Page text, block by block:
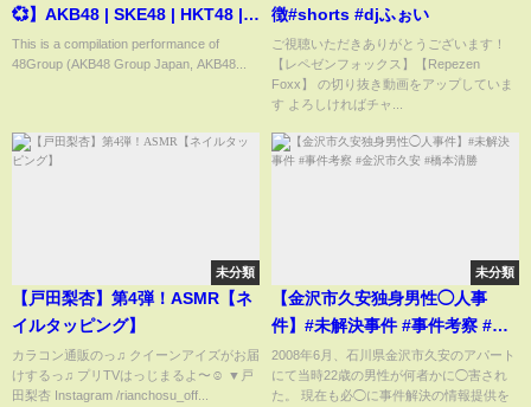
💞】AKB48 | SKE48 | HKT48 |
JKT48 | SNH48
This is a compilation performance of
48Group (AKB48 Group Japan, AKB48...
徴#shorts #djふぉい
ご視聴いただきありがとうございます！
【レペゼンフォックス】【Repezen
Foxx】 の切り抜き動画をアップしていま
す よろしければチャ...
未分類
【戸田梨杏】第4弾！ASMR【ネ
イルタッピング】
カラコン通販のっ♫ クイーンアイズがお届
けするっ♫ プリTVはっじまるよ〜☺️ ▼戸
田梨杏 Instagram /rianchosu_off...
未分類
【金沢市久安独身男性◯人事
件】#未解決事件 #事件考察 #金
沢市久安 #橋本清勝
2008年6月、石川県金沢市久安のアパート
にて当時22歳の男性が何者かに◯害され
た。 現在も必◯に事件解決の情報提供を